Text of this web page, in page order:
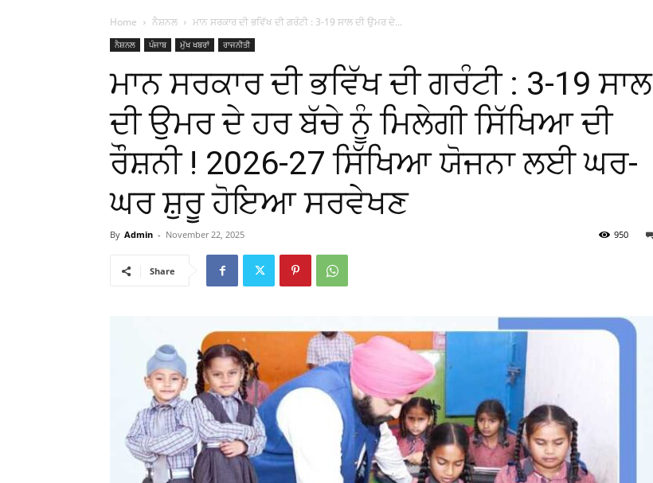
Home ਨੈਸ਼ਨਲ ਮਾਨ ਸਰਕਾਰ ਦੀ ਭਵਿੱਖ ਦੀ ਗਰੰਟੀ : 3-19 ਸਾਲ ਦੀ ਉਮਰ ਦੇ...
ਨੈਸ਼ਨਲ ਪੰਜਾਬ ਮੁੱਖ ਖਬਰਾਂ ਰਾਜਨੀਤੀ
ਮਾਨ ਸਰਕਾਰ ਦੀ ਭਵਿੱਖ ਦੀ ਗਰੰਟੀ : 3-19 ਸਾਲ
ਦੀ ਉਮਰ ਦੇ ਹਰ ਬੱਚੇ ਨੂੰ ਮਿਲੇਗੀ ਸਿੱਖਿਆ ਦੀ
ਰੌਸ਼ਨੀ ! 2026-27 ਸਿੱਖਿਆ ਯੋਜਨਾ ਲਈ ਘਰ-
ਘਰ ਸ਼ੁਰੂ ਹੋਇਆ ਸਰਵੇਖਣ
By Admin - November 22, 2025 950
Share